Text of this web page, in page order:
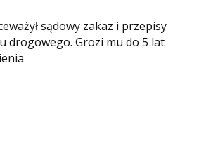
sądowy zakaz i przepisy
drogowego. Grozi mu do 5 lat